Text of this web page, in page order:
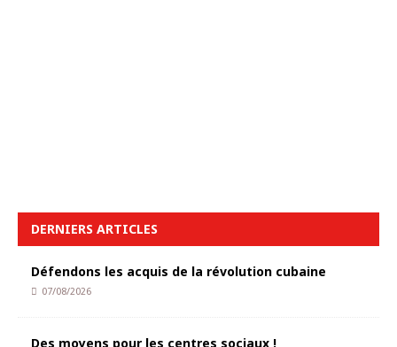
DERNIERS ARTICLES
Défendons les acquis de la révolution cubaine
07/08/2026
Des moyens pour les centres sociaux !